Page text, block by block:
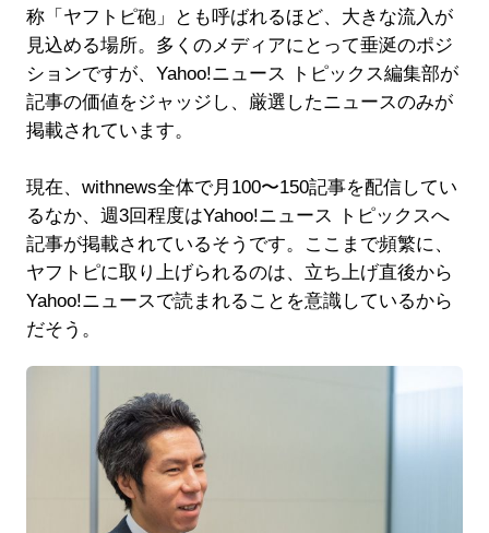
称「ヤフトピ砲」とも呼ばれるほど、大きな流入が
見込める場所。多くのメディアにとって垂涎のポジ
ションですが、Yahoo!ニュース トピックス編集部が
記事の価値をジャッジし、厳選したニュースのみが
掲載されています。
現在、withnews全体で月100〜150記事を配信してい
るなか、週3回程度はYahoo!ニュース トピックスへ
記事が掲載されているそうです。ここまで頻繁に、
ヤフトピに取り上げられるのは、立ち上げ直後から
Yahoo!ニュースで読まれることを意識しているから
だそう。